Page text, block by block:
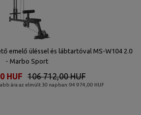
emelő üléssel és lábtartóval MS-W104 2.0
- Marbo Sport
ára az elmúlt 30 napban: 94 974,00 HUF
106 712,00 HUF
HUF